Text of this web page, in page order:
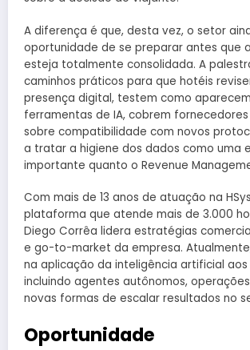
A diferença é que, desta vez, o setor
oportunidade de se preparar antes que
esteja totalmente consolidada. A
caminhos práticos para que hotéis
presença digital, testem como
ferramentas de IA, cobrem
sobre compatibilidade com novos
a tratar a higiene dos dados como uma
importante quanto o Revenue
Com mais de 13 anos de atuação na
plataforma que atende mais de 3.000
Diego Corrêa lidera estratégias
e go-to-market da empresa.
na aplicação da inteligência artificial aos
incluindo agentes autônomos,
novas formas de escalar resultados no
Oportunidade